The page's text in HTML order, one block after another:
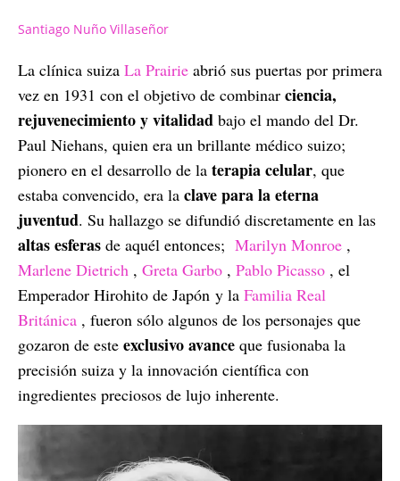
Santiago Nuño Villaseñor
La clínica suiza La Prairie abrió sus puertas por primera
vez en 1931 con el objetivo de combinar ciencia,
rejuvenecimiento y vitalidad bajo el mando del Dr.
Paul Niehans, quien era un brillante médico suizo;
pionero en el desarrollo de la terapia celular, que
estaba convencido, era la clave para la eterna
juventud. Su hallazgo se difundió discretamente en las
altas esferas de aquél entonces; Marilyn Monroe ,
Marlene Dietrich , Greta Garbo , Pablo Picasso , el
Emperador Hirohito de Japón y la Familia Real
Británica , fueron sólo algunos de los personajes que
gozaron de este exclusivo avance que fusionaba la
precisión suiza y la innovación científica con
ingredientes preciosos de lujo inherente.